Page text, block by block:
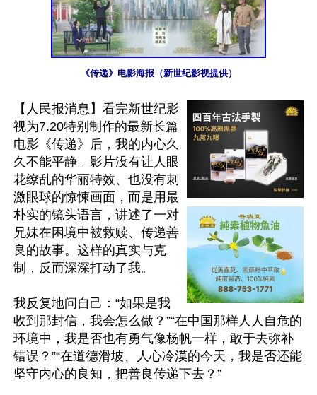
《传递》电影海报（新世纪影视提供）
【人民报消息】看完新世纪影
视为7.20特别制作的最新长篇
电影《传递》后，我的内心久
久不能平静。影片没有让人眼
花缭乱的华丽特效、也没有刺
激眼球的惊悚画面，而是用最
朴实的镜头语言，讲述了一对
兄妹在困境中被救赎、传递善
良的故事。这样的真实与克
制，反而深深打动了我。
我反复地问自己：“如果是我
收到那封信，我会怎么做？”“在中国那样人人自危的
环境中，我是否也有勇气像杨帆一样，敢于去弥补
错误？”“在道德滑坡、人心冷漠的今天，我是否还能
坚守内心的良知，把善良传递下去？”